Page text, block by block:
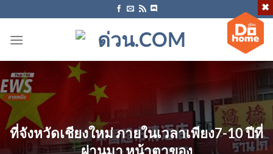
ไป
ที่จังหวัดเชียงใหม่ ภายในเวลาเพียง7-10 ปีที่
ผ่านมา หน้าตาของ